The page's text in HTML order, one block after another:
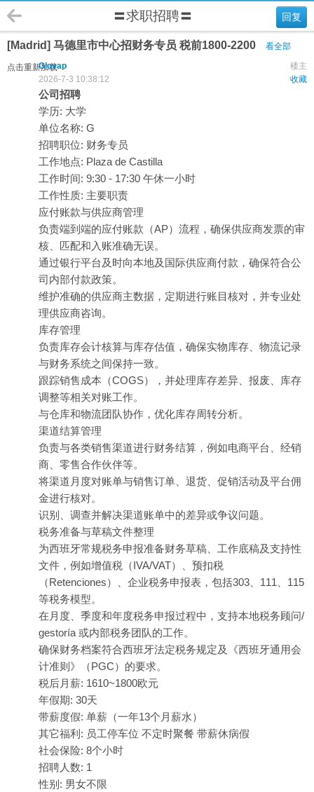
回复
〓求职招聘〓
[Madrid] 马德里市中心招财务专员 税前1800-2200 看全部
点击重新加载 楼主
Glovap
收藏
2026-7-3 10:38:12
公司招聘
学历: 大学
单位名称: G
招聘职位: 财务专员
工作地点: Plaza de Castilla
工作时间: 9:30 - 17:30 午休一小时
工作性质: 主要职责
应付账款与供应商管理
负责端到端的应付账款（AP）流程，确保供应商发票的审
核、匹配和入账准确无误。
通过银行平台及时向本地及国际供应商付款，确保符合公
司内部付款政策。
维护准确的供应商主数据，定期进行账目核对，并专业处
理供应商咨询。
库存管理
负责库存会计核算与库存估值，确保实物库存、物流记录
与财务系统之间保持一致。
跟踪销售成本（COGS），并处理库存差异、报废、库存
调整等相关对账工作。
与仓库和物流团队协作，优化库存周转分析。
渠道结算管理
负责与各类销售渠道进行财务结算，例如电商平台、经销
商、零售合作伙伴等。
将渠道月度对账单与销售订单、退货、促销活动及平台佣
金进行核对。
识别、调查并解决渠道账单中的差异或争议问题。
税务准备与草稿文件整理
为西班牙常规税务申报准备财务草稿、工作底稿及支持性
文件，例如增值税（IVA/VAT）、预扣税
（Retenciones）、企业税务申报表，包括303、111、115
等税务模型。
在月度、季度和年度税务申报过程中，支持本地税务顾问/
gestoría 或内部税务团队的工作。
确保财务档案符合西班牙法定税务规定及《西班牙通用会
计准则》（PGC）的要求。
税后月薪: 1610~1800欧元
年假期: 30天
带薪度假: 单薪（一年13个月薪水）
其它福利: 员工停车位 不定时聚餐 带薪休病假
社会保险: 8个小时
招聘人数: 1
性别: 男女不限